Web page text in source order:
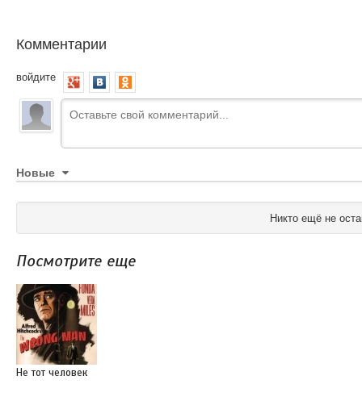
Комментарии
войдите
Новые
Никто ещё не
Посмотрите еще
Не тот человек